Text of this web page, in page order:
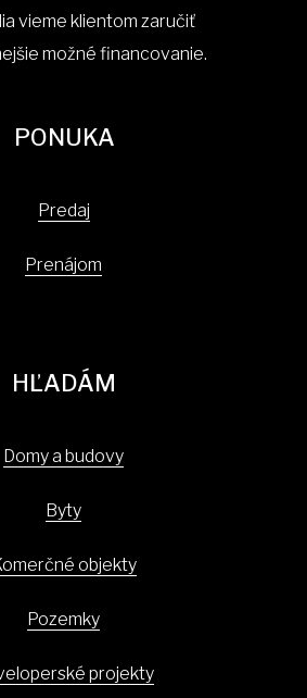
vieme klientom zaručiť
možné financovanie.
PONUKA
Predaj
Prenájom
HĽADÁM
Domy a budovy
Byty
objekty
Pozemky
projekty